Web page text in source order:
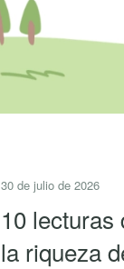
30 de julio de 2026
10 lecturas
la riqueza